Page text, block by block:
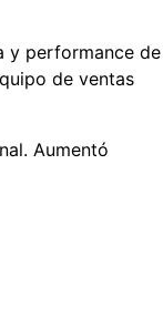
y performance de
de ventas
Aumentó